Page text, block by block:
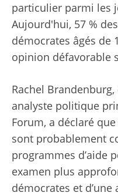
particulier parmi les
Aujourd'hui, 57 %
démocrates âgés de
opinion défavorable
Rachel
analyste politique
Forum, a déclaré
sont probablement
programmes d’aide
examen plus
démocrates et